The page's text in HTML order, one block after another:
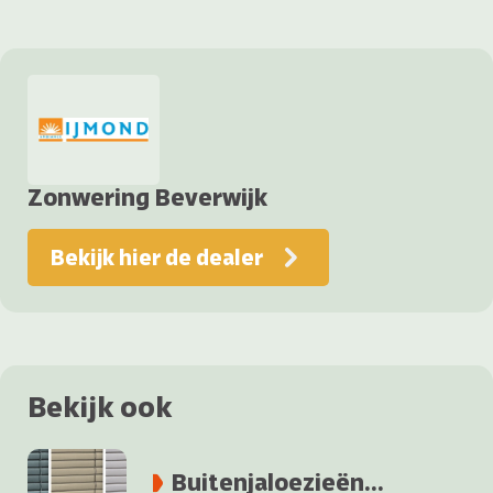
Zonwering Beverwijk
Bekijk hier de dealer
Bekijk ook
Buitenjaloezieën